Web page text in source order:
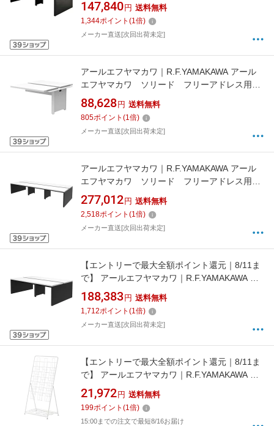
RFTFT22412WHBL 【メーカー直送・時間指
定・返品不可】
147,840 円 送料無料
1,344ポイント (1倍)
メーカー直送[次回出荷未定]
アールエフヤマカワ｜R.F.YAMAKAWA アール
エフヤマカワ ソリード フリーアドレス用デ
スク2 増連 W1200×D1400 ホワイト×ホワ
イト脚 RFTFT21214ADWHWL 【メーカー直
送・時間指定・返品不可】
88,628 円 送料無料
805ポイント (1倍)
メーカー直送[次回出荷未定]
アールエフヤマカワ｜R.F.YAMAKAWA アール
エフヤマカワ ソリード フリーアドレス用デ
スク2 W3600×D1400 ホワイト×ブラック脚
RFTFT23614WHBL 【メーカー直送・時間指
定・返品不可】
277,012 円 送料無料
2,518ポイント (1倍)
メーカー直送[次回出荷未定]
【エントリーで最大全額ポイント還元｜8/11ま
で】 アールエフヤマカワ｜R.F.YAMAKAWA ア
ールエフヤマカワ ソリード フリーアドレス
用デスク2 W2400×D1400 ホワイト×ブラッ
ク脚 RFTFT22414WHBL 【メーカー直送・時
間指定・返品不可】
188,383 円 送料無料
1,712ポイント (1倍)
メーカー直送[次回出荷未定]
【エントリーで最大全額ポイント還元｜8/11ま
で】 アールエフヤマカワ｜R.F.YAMAKAWA ア
ールエフヤマカワ パンフレットスタンド7段
トリプル
21,972 円 送料無料
199ポイント (1倍)
15:00までの注文で最短8/16お届け